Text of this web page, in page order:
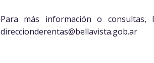
Para más información o consultas,
direccionderentas@bellavista.gob.ar